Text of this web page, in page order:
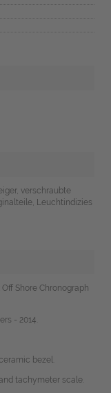
verschraubte
Leuchtindizies
Shore Chronograph
- 2014.
bezel.
tachymeter scale.